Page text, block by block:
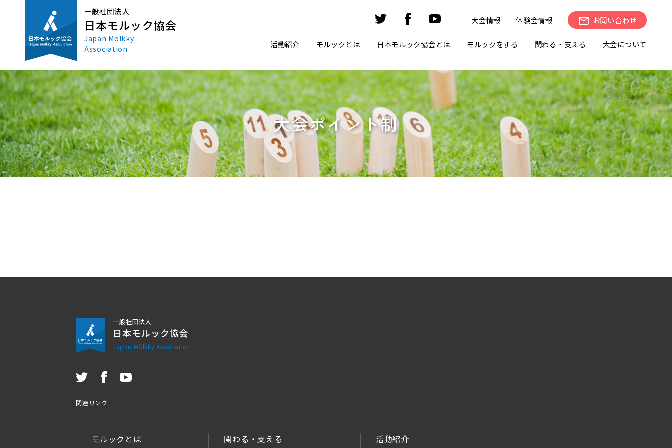
一般社団法人
日本モルック協会
Japan Mölkky
Association
大会情報 体験会情報 お問い合わせ
活動紹介 モルックとは 日本モルック協会とは モルックをする 関わる・支える 大会について
大会ポイント制
一般社団法人
日本モルック協会
Japan Mölkky Association
関連リンク
モルックとは 関わる・支える 活動紹介